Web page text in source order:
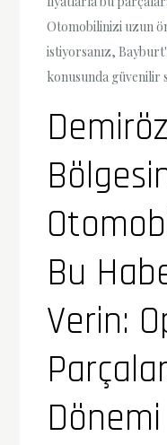
Otomobilinizi uzun
istiyorsanız,
konusunda güvenilir
Bu
Verin:
Dönemi